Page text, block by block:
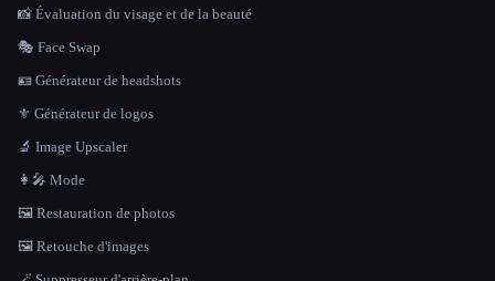
📸 Évaluation du visage et de la beauté
🎭 Face Swap
🪪 Générateur de headshots
⚜️ Générateur de logos
🔬 Image Upscaler
👩‍🎤 Mode
🖼️ Restauration de photos
🖼️ Retouche d'images